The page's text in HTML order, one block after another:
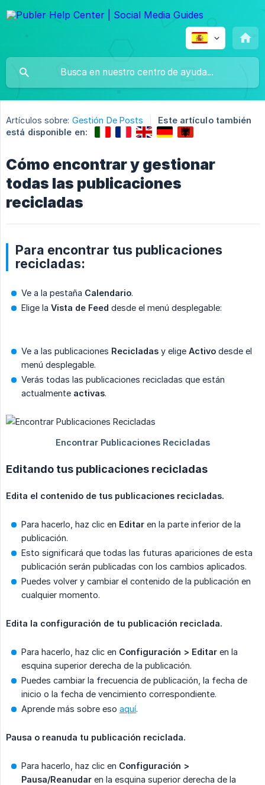
Artículos sobre: Gestión De Posts
Este artículo también
está disponible en:
Cómo encontrar y gestionar
todas las publicaciones
recicladas
Para encontrar tus publicaciones
recicladas:
Ve a la pestaña Calendario.
Elige la Vista de Feed desde el menú desplegable:
Ve a las publicaciones Recicladas y elige Activo desde el
menú desplegable.
Verás todas las publicaciones recicladas que están
actualmente activas.
Editando tus publicaciones recicladas
Edita el contenido de tus publicaciones recicladas.
Para hacerlo, haz clic en Editar en la parte inferior de la
publicación.
Esto significará que todas las futuras apariciones de esta
publicación serán publicadas con los cambios aplicados.
Puedes volver y cambiar el contenido de la publicación en
cualquier momento.
Edita la configuración de tu publicación reciclada.
Para hacerlo, haz clic en Configuración > Editar en la
esquina superior derecha de la publicación.
Puedes cambiar la frecuencia de publicación, la fecha de
inicio o la fecha de vencimiento correspondiente.
Aprende más sobre eso aquí.
Pausa o reanuda tu publicación reciclada.
Para hacerlo, haz clic en Configuración >
Pausa/Reanudar en la esquina superior derecha de la